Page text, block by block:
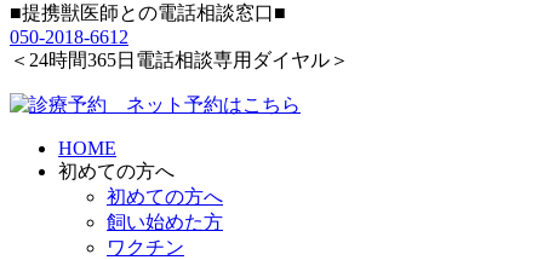
■提携獣医師との電話相談窓口■
050-2018-6612
＜24時間365日電話相談専用ダイヤル＞
HOME
初めての方へ
初めての方へ
飼い始めた方
ワクチン